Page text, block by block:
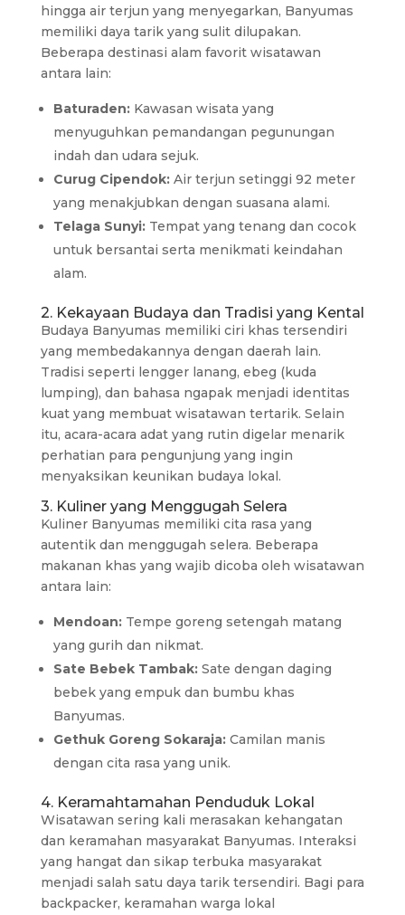
hingga air terjun yang menyegarkan, Banyumas
memiliki daya tarik yang sulit dilupakan.
Beberapa destinasi alam favorit wisatawan
antara lain:
Baturaden:Kawasan wisata yang
menyuguhkan pemandangan pegunungan
indah dan udara sejuk.
Curug Cipendok:Air terjun setinggi 92 meter
yang menakjubkan dengan suasana alami.
Telaga Sunyi:Tempat yang tenang dan cocok
untuk bersantai serta menikmati keindahan
alam.
2. Kekayaan Budaya dan Tradisi yang Kental
Budaya Banyumas memiliki ciri khas tersendiri
yang membedakannya dengan daerah lain.
Tradisi seperti lengger lanang, ebeg (kuda
lumping), dan bahasa ngapak menjadi identitas
kuat yang membuat wisatawan tertarik. Selain
itu, acara-acara adat yang rutin digelar menarik
perhatian para pengunjung yang ingin
menyaksikan keunikan budaya lokal.
3. Kuliner yang Menggugah Selera
Kuliner Banyumas memiliki cita rasa yang
autentik dan menggugah selera. Beberapa
makanan khas yang wajib dicoba oleh wisatawan
antara lain:
Mendoan:Tempe goreng setengah matang
yang gurih dan nikmat.
Sate Bebek Tambak:Sate dengan daging
bebek yang empuk dan bumbu khas
Banyumas.
Gethuk Goreng Sokaraja:Camilan manis
dengan cita rasa yang unik.
4. Keramahtamahan Penduduk Lokal
Wisatawan sering kali merasakan kehangatan
dan keramahan masyarakat Banyumas. Interaksi
yang hangat dan sikap terbuka masyarakat
menjadi salah satu daya tarik tersendiri. Bagi para
backpacker, keramahan warga lokal